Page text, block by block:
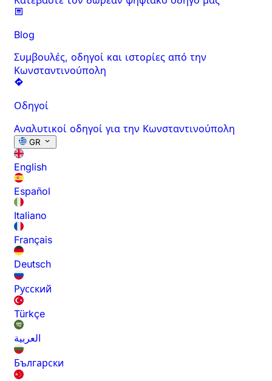
Blog
Συμβουλές, οδηγοί και ιστορίες από την
Κωνσταντινούπολη
Οδηγοί
Αναλυτικοί οδηγοί για την Κωνσταντινούπολη
GR
English
Español
Italiano
Français
Deutsch
Русский
Türkçe
العربية
Български